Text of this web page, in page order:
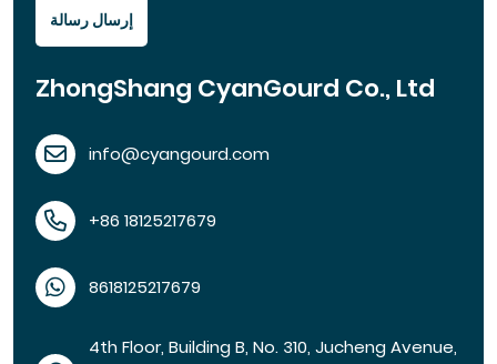
إرسال رسالة
ZhongShang CyanGourd Co., Ltd
info@cyangourd.com
+86 18125217679
8618125217679
4th Floor, Building B, No. 310, Jucheng Avenue,